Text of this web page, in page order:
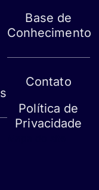
Base de
Conhecimento
Contato
Política de
Privacidade